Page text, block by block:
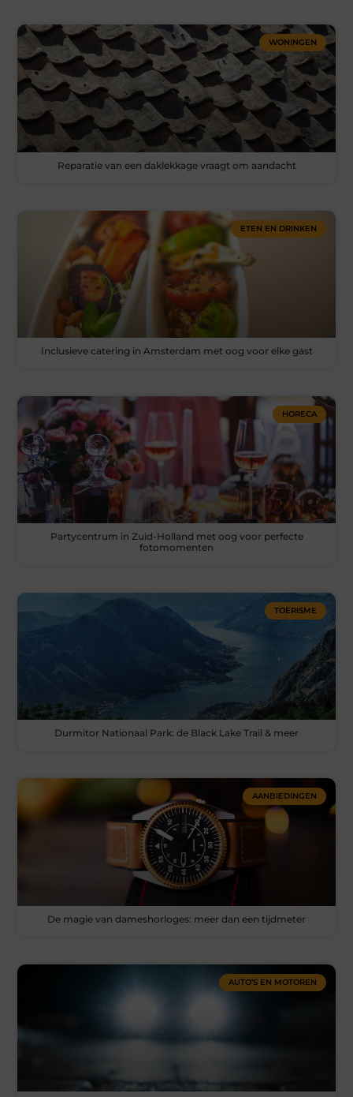
WONINGEN
Reparatie van een daklekkage vraagt om aandacht
ETEN EN DRINKEN
Inclusieve catering in Amsterdam met oog voor elke gast
HORECA
Partycentrum in Zuid-Holland met oog voor perfecte
fotomomenten
TOERISME
Durmitor Nationaal Park: de Black Lake Trail & meer
AANBIEDINGEN
De magie van dameshorloges: meer dan een tijdmeter
AUTO’S EN MOTOREN